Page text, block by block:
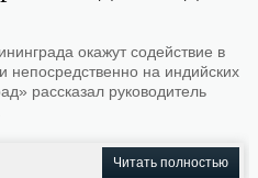
окажут содействие в
непосредственно на индийских
рассказал руководитель
Читать полностью